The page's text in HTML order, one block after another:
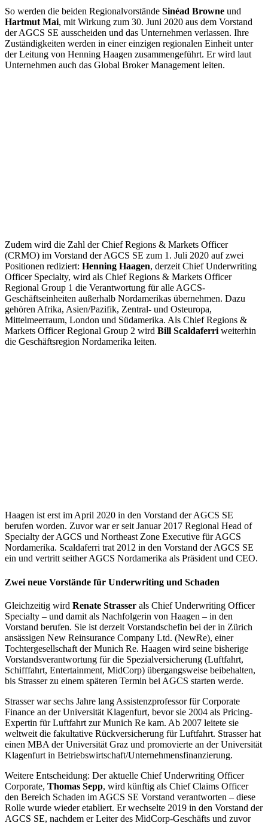
So werden die beiden Regionalvorstände Sinéad Browne und
Hartmut Mai, mit Wirkung zum 30. Juni 2020 aus dem Vorstand
der AGCS SE ausscheiden und das Unternehmen verlassen. Ihre
Zuständigkeiten werden in einer einzigen regionalen Einheit unter
der Leitung von Henning Haagen zusammengeführt. Er wird laut
Unternehmen auch das Global Broker Management leiten.
Zudem wird die Zahl der Chief Regions & Markets Officer
(CRMO) im Vorstand der AGCS SE zum 1. Juli 2020 auf zwei
Positionen rediziert: Henning Haagen, derzeit Chief Underwriting
Officer Specialty, wird als Chief Regions & Markets Officer
Regional Group 1 die Verantwortung für alle AGCS-
Geschäftseinheiten außerhalb Nordamerikas übernehmen. Dazu
gehören Afrika, Asien/Pazifik, Zentral- und Osteuropa,
Mittelmeerraum, London und Südamerika. Als Chief Regions &
Markets Officer Regional Group 2 wird Bill Scaldaferriweiterhin
die Geschäftsregion Nordamerika leiten.
Haagen ist erst im April 2020 in den Vorstand der AGCS SE
berufen worden. Zuvor war er seit Januar 2017 Regional Head of
Specialty der AGCS und Northeast Zone Executive für AGCS
Nordamerika. Scaldaferri trat 2012 in den Vorstand der AGCS SE
ein und vertritt seither AGCS Nordamerika als Präsident und CEO.
Zwei neue Vorstände für Underwriting und Schaden
Gleichzeitig wird Renate Strasser als Chief Underwriting Officer
Specialty – und damit als Nachfolgerin von Haagen – in den
Vorstand berufen. Sie ist derzeit Vorstandschefin bei der in Zürich
ansässigen New Reinsurance Company Ltd. (NewRe), einer
Tochtergesellschaft der Munich Re. Haagen wird seine bisherige
Vorstandsverantwortung für die Spezialversicherung (Luftfahrt,
Schifffahrt, Entertainment, MidCorp) übergangsweise beibehalten,
bis Strasser zu einem späteren Termin bei AGCS starten werde.
Strasser war sechs Jahre lang Assistenzprofessor für Corporate
Finance an der Universität Klagenfurt, bevor sie 2004 als Pricing-
Expertin für Luftfahrt zur Munich Re kam. Ab 2007 leitete sie
weltweit die fakultative Rückversicherung für Luftfahrt. Strasser hat
einen MBA der Universität Graz und promovierte an der Universität
Klagenfurt in Betriebswirtschaft/Unternehmensfinanzierung.
Weitere Entscheidung: Der aktuelle Chief Underwriting Officer
Corporate, Thomas Sepp, wird künftig als Chief Claims Officer
den Bereich Schaden im AGCS SE Vorstand verantworten – diese
Rolle wurde wieder etabliert. Er wechselte 2019 in den Vorstand der
AGCS SE, nachdem er Leiter des MidCorp-Geschäfts und zuvor